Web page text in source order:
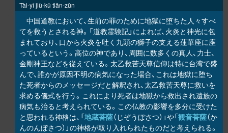
Tài-yǐ jiù-kǔ tiān-zūn
中国道教において、生前の罪のために地獄に堕ちた人々すべ
てを救うとされる神。「道教霊験記」によれば、火炎と神光に包
まれており、口から火炎を吐く九頭の獅子の支える蓮華座に座
っているという。高位の神であり、周囲に数多くの真人、力士、
金剛神王などを従えている。太乙救苦天尊信仰は特に台湾で盛
んで、誰かが原因不明の病気になった場合、これは地獄に堕ち
た死者からのメッセージだと解釈され、太乙救苦天尊に救いを
求める儀式を行う。これにより死者は地獄から救出され遺族の
病気も治ると考えられている。この仏教の影響を多分に受けた
と思われる神格は、「地蔵菩薩（じぞうぼさつ）」や「観音菩薩（か
んのんぼさつ）」の神格が取り入れられたものだと考えられる。